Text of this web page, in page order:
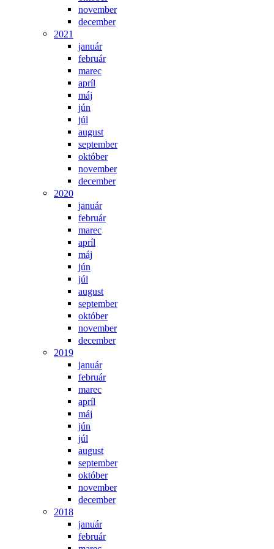
november
december
2021
január
február
marec
apríl
máj
jún
júl
august
september
október
november
december
2020
január
február
marec
apríl
máj
jún
júl
august
september
október
november
december
2019
január
február
marec
apríl
máj
jún
júl
august
september
október
november
december
2018
január
február